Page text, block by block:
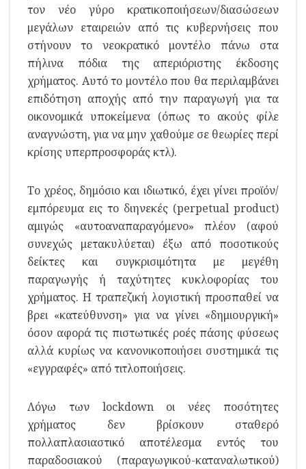
τον νέο γύρο κρατικοποιήσεων/διασώσεων
μεγάλων εταιρειών από τις κυβερνήσεις που
στήνουν το νεοκρατικό μοντέλο πάνω στα
πήλινα πόδια της απεριόριστης έκδοσης
χρήματος. Αυτό το μοντέλο που θα περιλαμβάνει
επιδότηση αποχής από την παραγωγή για τα
οικονομικά υποκείμενα (όπως το ακούς φίλε
αναγνώστη, για να μην χαθούμε σε θεωρίες περί
κρίσης υπερπροσφοράς κτλ).
Το χρέος, δημόσιο και ιδιωτικό, έχει γίνει προϊόν/
εμπόρευμα εις το διηνεκές (perpetual product)
αμιγώς «αυτοαναπαραγόμενο» πλέον (αφού
συνεχώς μετακυλύεται) έξω από ποσοτικούς
δείκτες και συγκρισιμότητα με μεγέθη
παραγωγής ή ταχύτητες κυκλοφορίας του
χρήματος. Η τραπεζική λογιστική προσπαθεί να
βρει «κατεύθυνση» για να γίνει «δημιουργική»
όσον αφορά τις πιστωτικές ροές πάσης φύσεως
αλλά κυρίως να κανονικοποιήσει συστημικά τις
«εγγραφές» από τιτλοποιήσεις.
Λόγω των lockdown οι νέες ποσότητες
χρήματος δεν βρίσκουν σταθερό
πολλαπλασιαστικό αποτέλεσμα εντός του
παραδοσιακού (παραγωγικού-καταναλωτικού)